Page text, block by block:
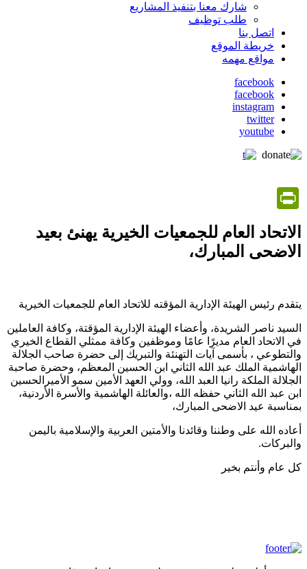
شارك معنا بتنفيذ المشاريع
طلب توظيف
اتصل بنا
خريطة الموقع
مواقع مهمه
social
media
facebook
facebook
instagram
twitter
youtube
الاتحاد العام للجمعيات الخيرية يهنئ بعيد
الاضحى المبارك،
يتقدم رئيس الهيئة الإدارية المؤقته للاتحاد العام للجمعيات الخيرية
السيد ناصر الشريدة، وأعضاء الهيئة الإدارية المؤقتة، وكافة العاملين
في الاتحاد العام مديرًا عامًا وموظفين وكافة ممثلي القطاع الخيري
والتطوعي ، بأسمى آيات التهنئة والتبريك إلى حضرة صاحب الجلالة
الهاشمية الملك عبد الله الثاني ابن الحسين المعظم، وحضرة صاحبة
الجلالة الملكة رانيا العبد الله، وولي العهد الأمين سمو الأميرالحسين
ابن عبد الله الثاني حفظه الله ،والعائلة الهاشمية والأسرة الأردنية،
بمناسبة عيد الاضحى المبارك،
أعاده الله على وطننا وقائدنا والأمتين العربية والإسلامية باليمن
والبركات.
كل عام وأنتم بخير